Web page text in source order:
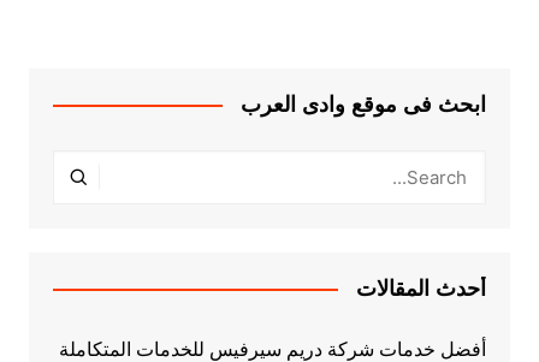
ابحث فى موقع وادى العرب
أحدث المقالات
أفضل خدمات شركة دريم سيرفيس للخدمات المتكاملة